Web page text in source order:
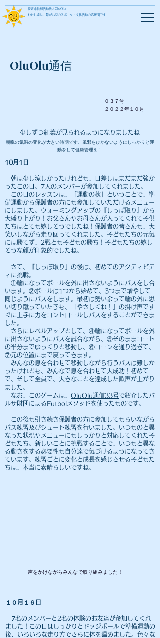
特定非営利活動法人OluOlu
わたし達は、障がい児のスポーツ・文化活動の応援団です
OluOlu通信
０３７号
​２０２２年１０月
少しずつ紅葉が見られるようになりましたね
朝晩の気温の変化が大きい時期です。風邪をひかないようにしっかりと運
動をして健康管理を！
10月1日
朝は少し涼しかったけれども、日差しはまだまだ強か
ったこの日。7人のメンバーが参加してくれました。
この日のレッスンは、「運動の秋」ということで、準
備運動から保護者の方にも参加していただけるメニュー
にしました。ウォーミングアップの『しっぽ取り』から
大盛り上がり！お父さんやお母さんが入ってくれて子供
たちはとても嬉しそうでしたね！保護者の皆さんも、大
笑いしながら走り回ってくれました。子どもたちの元気
には勝てず、2戦とも子どもの勝ち！子どもたちの嬉し
そうな顔が印象的でしたね。
さて、『しっぽ取り』の後は、初めてのアクティビテ
ィに挑戦。
①輪になってボールを外に出さないようにパスをし合
います。②ボールは1つから始めて、3つまで増やして
同じようにパスをします。最初は勢い余って輪の外に思
い切り蹴っていた子も、「やさしくね！」の掛け声です
ぐに上手に力をコントロールしパスをすることができま
した。
さらにレベルアップとして、④輪になってボールを外
に出さないようにパスを試合ながら、⑤そのままコート
の半分までゆっくりと移動し、⑥コーンを通り過ぎて、
⑦元の位置にまで戻ってきます。
みんなの息を合わせて移動しながら行うパスは難しか
ったけれども、みんなで息を合わせて大成功！初めて
で、そして全員で、大きなことを達成した歓声が上がり
ました。
なお、このゲームは、 OluOlu通信33号で紹介したバ
ルサ財団によるFutbolメソッドを使ったものです。
この後も引き続き保護者の方に参加してもらいながら
パス練習及びシュート練習を行いました。いつものと異
なった状況やメニューにもしっかりと対応してくれた子
どもたち。新しいことに挑戦することで、いつもと異な
る動きをする必要性も自分達で気づけるようになってき
ています。練習ごとに変化と成長を感じさせる子どもた
ちは、本当に素晴らしいですね。
​声をかけながらみんなで取り組みました！
１０月１６日
7名のメンバーと2名の体験のお友達が参加してくれ
ました！この日はしっかりとドッジボールで準備運動の
後、いろいろな走り方でさらに体を温めました。色々な